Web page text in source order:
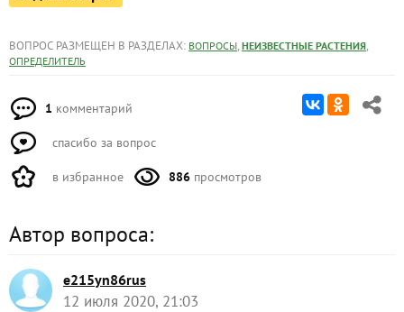
ВОПРОС РАЗМЕЩЕН В РАЗДЕЛАХ: ВОПРОСЫ, НЕИЗВЕСТНЫЕ РАСТЕНИЯ,
ОПРЕДЕЛИТЕЛЬ
1 комментарий
спасибо за вопрос
в избранное 886 просмотров
Автор вопроса:
e215yn86rus
12 июля 2020, 21:03